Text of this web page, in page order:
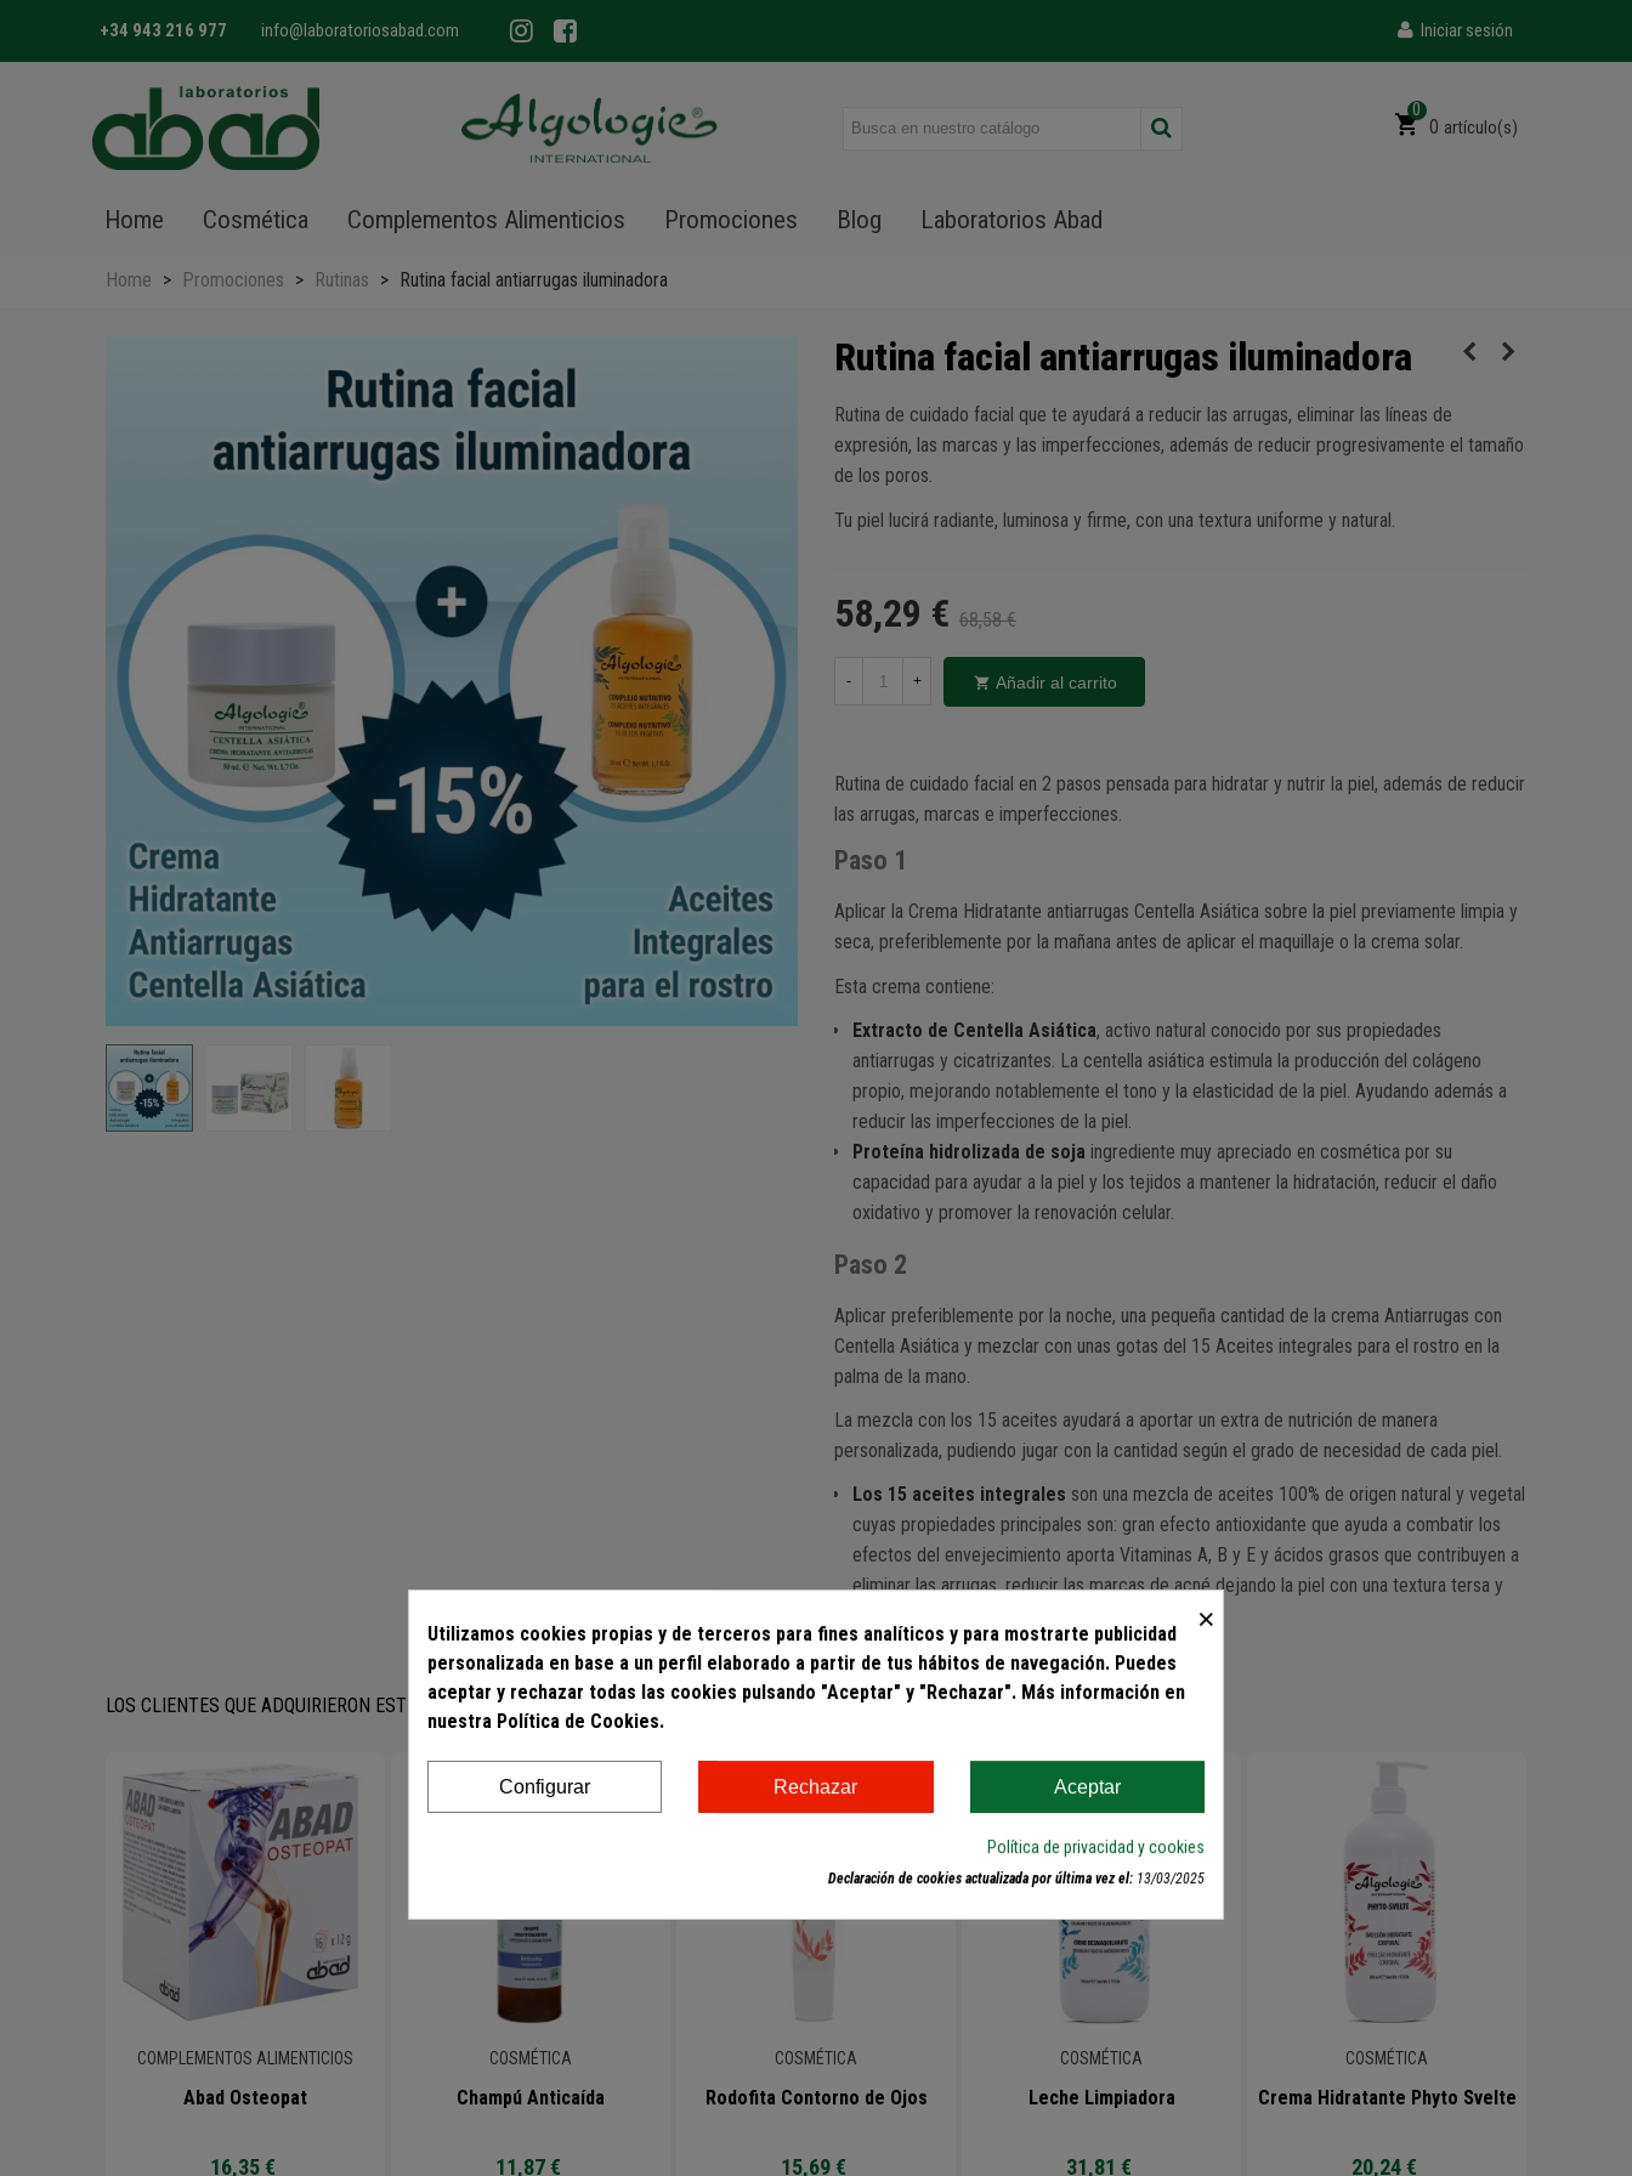
+34 943 216 977 info@laboratoriosabad.com Iniciar sesión
0
0 artículo(s)
Home Cosmética Complementos Alimenticios Promociones Blog Laboratorios Abad
Home > Promociones > Rutinas > Rutina facial antiarrugas iluminadora
Rutina facial antiarrugas iluminadora
Rutina de cuidado facial que te ayudará a reducir las arrugas, eliminar las líneas de
expresión, las marcas y las imperfecciones, además de reducir progresivamente el tamaño
de los poros.
Tu piel lucirá radiante, luminosa y firme, con una textura uniforme y natural.
58,29 € 68,58 €
- + Añadir al carrito
Rutina de cuidado facial en 2 pasos pensada para hidratar y nutrir la piel, además de reducir
las arrugas, marcas e imperfecciones.
Paso 1
Aplicar la Crema Hidratante antiarrugas Centella Asiática sobre la piel previamente limpia y
seca, preferiblemente por la mañana antes de aplicar el maquillaje o la crema solar.
Esta crema contiene:
Extracto de Centella Asiática, activo natural conocido por sus propiedades
antiarrugas y cicatrizantes. La centella asiática estimula la producción del colágeno
propio, mejorando notablemente el tono y la elasticidad de la piel. Ayudando además a
reducir las imperfecciones de la piel.
Proteína hidrolizada de soja ingrediente muy apreciado en cosmética por su
capacidad para ayudar a la piel y los tejidos a mantener la hidratación, reducir el daño
oxidativo y promover la renovación celular.
Paso 2
Aplicar preferiblemente por la noche, una pequeña cantidad de la crema Antiarrugas con
Centella Asiática y mezclar con unas gotas del 15 Aceites integrales para el rostro en la
palma de la mano.
La mezcla con los 15 aceites ayudará a aportar un extra de nutrición de manera
personalizada, pudiendo jugar con la cantidad según el grado de necesidad de cada piel.
Los 15 aceites integrales son una mezcla de aceites 100% de origen natural y vegetal
cuyas propiedades principales son: gran efecto antioxidante que ayuda a combatir los
efectos del envejecimiento aporta Vitaminas A, B y E y ácidos grasos que contribuyen a
eliminar las arrugas, reducir las marcas de acné dejando la piel con una textura tersa y
LOS CLIENTES QUE ADQUIRIERON ESTE PRODUCTO TAMBIÉN COMPRARON:
COMPLEMENTOS ALIMENTICIOS
Abad Osteopat
16,35 €
COSMÉTICA
Champú Anticaída
11,87 €
COSMÉTICA
Rodofita Contorno de Ojos
15,69 €
COSMÉTICA
Leche Limpiadora
31,81 €
COSMÉTICA
Crema Hidratante Phyto Svelte
20,24 €
×
Utilizamos cookies propias y de terceros para fines analíticos y para mostrarte publicidad
personalizada en base a un perfil elaborado a partir de tus hábitos de navegación. Puedes
aceptar y rechazar todas las cookies pulsando "Aceptar" y "Rechazar". Más información en
nuestra Política de Cookies.
Configurar Rechazar Aceptar
Política de privacidad y cookies
Declaración de cookies actualizada por última vez el: 13/03/2025